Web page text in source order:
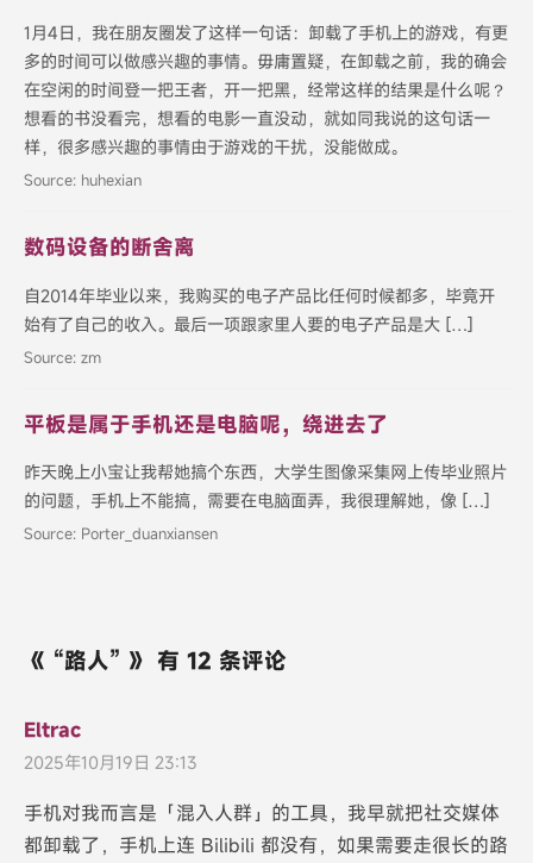
1月4日，我在朋友圈发了这样一句话：卸载了手机上的游戏，有更
多的时间可以做感兴趣的事情。毋庸置疑，在卸载之前，我的确会
在空闲的时间登一把王者，开一把黑，经常这样的结果是什么呢？
想看的书没看完，想看的电影一直没动，就如同我说的这句话一
样，很多感兴趣的事情由于游戏的干扰，没能做成。
Source: huhexian
数码设备的断舍离
自2014年毕业以来，我购买的电子产品比任何时候都多，毕竟开
始有了自己的收入。最后一项跟家里人要的电子产品是大 […]
Source: zm
平板是属于手机还是电脑呢，绕进去了
昨天晚上小宝让我帮她搞个东西，大学生图像采集网上传毕业照片
的问题，手机上不能搞，需要在电脑面弄，我很理解她，像 […]
Source: Porter_duanxiansen
《 “路人” 》 有 12 条评论
Eltrac
2025年10月19日 23:13
手机对我而言是「混入人群」的工具，我早就把社交媒体
都卸载了，手机上连 Bilibili 都没有，如果需要走很长的路